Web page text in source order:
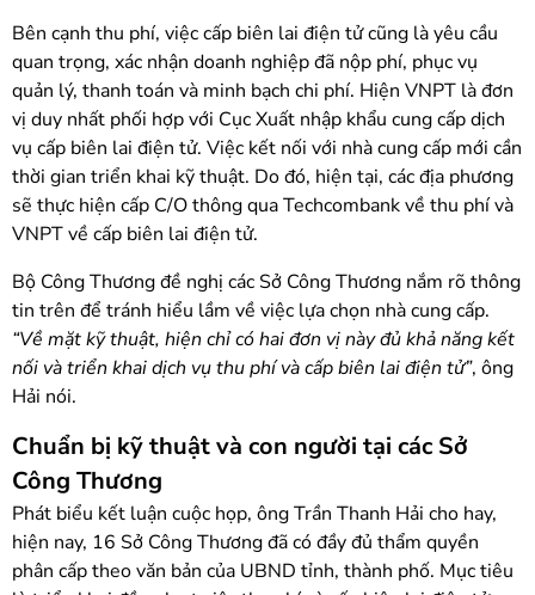
Bên cạnh thu phí, việc cấp biên lai điện tử cũng là yêu cầu
quan trọng, xác nhận doanh nghiệp đã nộp phí, phục vụ
quản lý, thanh toán và minh bạch chi phí. Hiện VNPT là đơn
vị duy nhất phối hợp với Cục Xuất nhập khẩu cung cấp dịch
vụ cấp biên lai điện tử. Việc kết nối với nhà cung cấp mới cần
thời gian triển khai kỹ thuật. Do đó, hiện tại, các địa phương
sẽ thực hiện cấp C/O thông qua Techcombank về thu phí và
VNPT về cấp biên lai điện tử.
Bộ Công Thương đề nghị các Sở Công Thương nắm rõ thông
tin trên để tránh hiểu lầm về việc lựa chọn nhà cung cấp.
“Về mặt kỹ thuật, hiện chỉ có hai đơn vị này đủ khả năng kết
nối và triển khai dịch vụ thu phí và cấp biên lai điện tử”, ông
Hải nói.
Chuẩn bị kỹ thuật và con người tại các Sở
Công Thương
Phát biểu kết luận cuộc họp, ông Trần Thanh Hải cho hay,
hiện nay, 16 Sở Công Thương đã có đầy đủ thẩm quyền
phân cấp theo văn bản của UBND tỉnh, thành phố. Mục tiêu